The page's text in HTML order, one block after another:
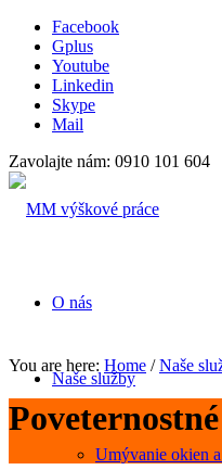
Facebook
Gplus
Youtube
Linkedin
Skype
Mail
Zavolajte nám: 0910 101 604
O nás
Naše služby
Umývanie okien
You are here: Home / Naše